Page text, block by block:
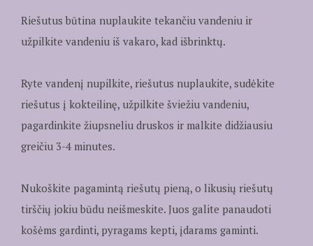
Riešutus būtina nuplaukite tekančiu vandeniu ir
užpilkite vandeniu iš vakaro, kad išbrinktų.
Ryte vandenį nupilkite, riešutus nuplaukite, sudėkite
riešutus į kokteilinę, užpilkite šviežiu vandeniu,
pagardinkite žiupsneliu druskos ir malkite didžiausiu
greičiu 3-4 minutes.
Nukoškite pagamintą riešutų pieną, o likusių riešutų
tirščių jokiu būdu neišmeskite. Juos galite panaudoti
košėms gardinti, pyragams kepti, įdarams gaminti.